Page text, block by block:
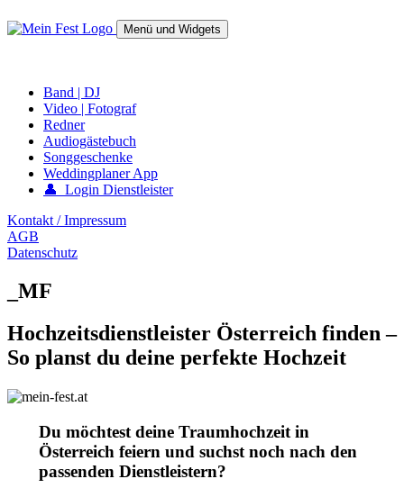
zum
Menü und Widgets
Band | DJ
Video | Fotograf
Redner
Audiogästebuch
Songgeschenke
Weddingplaner App
👤 Login Dienstleister
Kontakt / Impressum
AGB
Datenschutz
_MF
Hochzeitsdienstleister Österreich finden –
So planst du deine perfekte Hochzeit
Du möchtest deine Traumhochzeit in
Österreich feiern und suchst noch nach den
passenden Dienstleistern?